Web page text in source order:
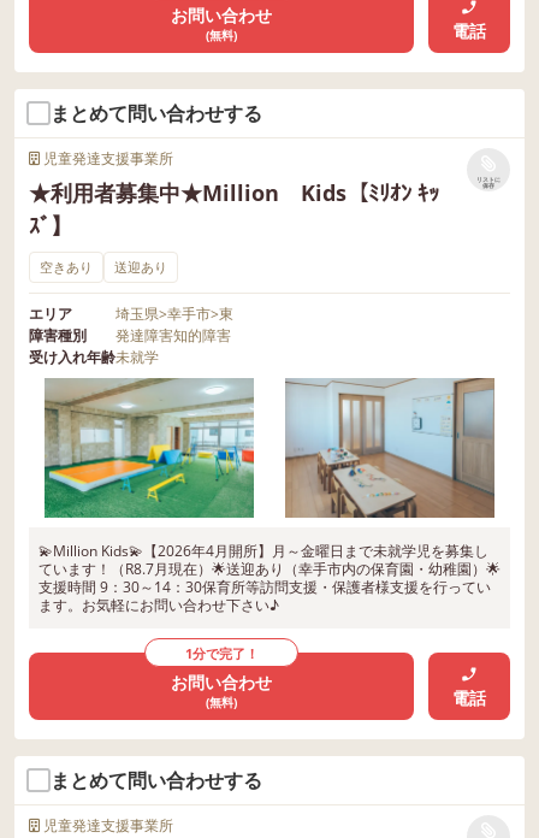
お問い合わせ
(無料) 電話
まとめて問い合わせする
児童発達支援事業所
★利用者募集中★Million Kids【ﾐﾘｵﾝ ｷｯ
ｽﾞ】
リストに
保存
空きあり 送迎あり
エリア 埼玉県>幸手市>東
障害種別
発達障害知的障害
受け入れ年齢未就学
💫Million Kids💫【2026年4月開所】月～金曜日まで未就学児を募集し
ています！（R8.7月現在）🌟送迎あり（幸手市内の保育園・幼稚園）🌟
支援時間 9：30～14：30保育所等訪問支援・保護者様支援を行ってい
ます。お気軽にお問い合わせ下さい♪
1分で完了！
お問い合わせ
(無料) 電話
まとめて問い合わせする
児童発達支援事業所